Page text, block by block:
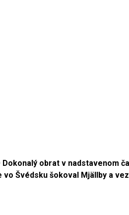
Dokonalý obrat v nadstavenom
vo Švédsku šokoval Mjällby a